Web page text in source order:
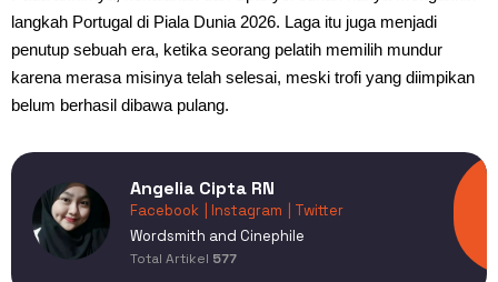
langkah Portugal di Piala Dunia 2026. Laga itu juga menjadi
penutup sebuah era, ketika seorang pelatih memilih mundur
karena merasa misinya telah selesai, meski trofi yang diimpikan
belum berhasil dibawa pulang.
Angelia Cipta RN
Facebook | Instagram
| Twitter
Wordsmith and Cinephile
Total Artikel 577